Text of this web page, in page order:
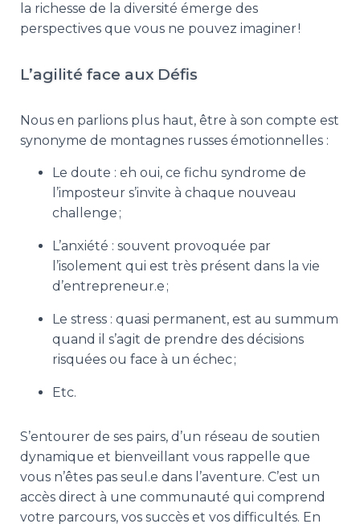
la richesse de la diversité émerge des
perspectives que vous ne pouvez imaginer !
L’agilité face aux Défis
Nous en parlions plus haut, être à son compte est
synonyme de montagnes russes émotionnelles :
Le doute : eh oui, ce fichu syndrome de
l’imposteur s’invite à chaque nouveau
challenge ;
L’anxiété : souvent provoquée par
l’isolement qui est très présent dans la vie
d’entrepreneur.e ;
Le stress : quasi permanent, est au summum
quand il s’agit de prendre des décisions
risquées ou face à un échec ;
Etc.
S’entourer de ses pairs, d’un réseau de soutien
dynamique et bienveillant vous rappelle que
vous n’êtes pas seul.e dans l’aventure. C’est un
accès direct à une communauté qui comprend
votre parcours, vos succès et vos difficultés. En